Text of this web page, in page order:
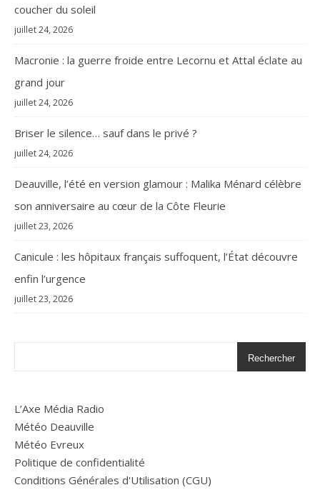
coucher du soleil
juillet 24, 2026
Macronie : la guerre froide entre Lecornu et Attal éclate au
grand jour
juillet 24, 2026
Briser le silence… sauf dans le privé ?
juillet 24, 2026
Deauville, l’été en version glamour : Malika Ménard célèbre
son anniversaire au cœur de la Côte Fleurie
juillet 23, 2026
Canicule : les hôpitaux français suffoquent, l’État découvre
enfin l’urgence
juillet 23, 2026
Rechercher
L’Axe Média Radio
Météo Deauville
Météo Evreux
Politique de confidentialité
Conditions Générales d'Utilisation (CGU)